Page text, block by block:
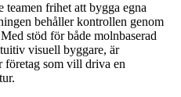
frihet att bygga egna
behåller kontrollen genom
stöd för både molnbaserad
visuell byggare, är
företag som vill driva en